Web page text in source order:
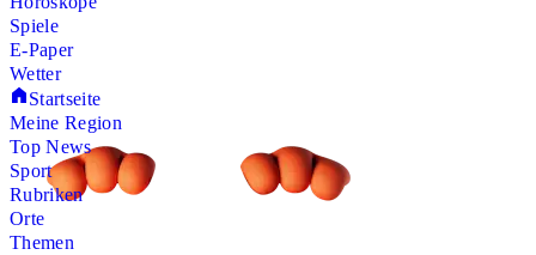
Spiele
E-Paper
Wetter
Startseite
Meine Region
Top News
Sport
Rubriken
Orte
Themen